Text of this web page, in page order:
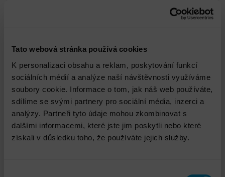
Tato webová stránka používá cookies
K personalizaci obsahu a reklam, poskytování funkcí
sociálních médií a analýze naší návštěvnosti využíváme
soubory cookie. Informace o tom, jak náš web používáte,
sdílíme se svými partnery pro sociální média, inzerci a
analýzy. Partneři tyto údaje mohou zkombinovat s
dalšími informacemi, které jste jim poskytli nebo které
získali v důsledku toho, že používáte jejich služby.
Propojené služby